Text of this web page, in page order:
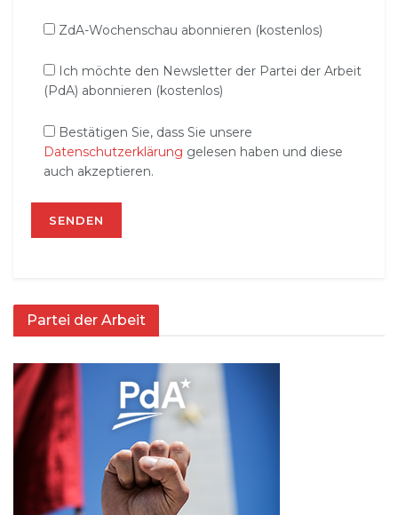
ZdA-Wochenschau abonnieren (kostenlos)
Ich möchte den Newsletter der Partei der Arbeit
(PdA) abonnieren (kostenlos)
Bestätigen Sie, dass Sie unsere
Datenschutzerklärung gelesen haben und diese
auch akzeptieren.
Partei der Arbeit